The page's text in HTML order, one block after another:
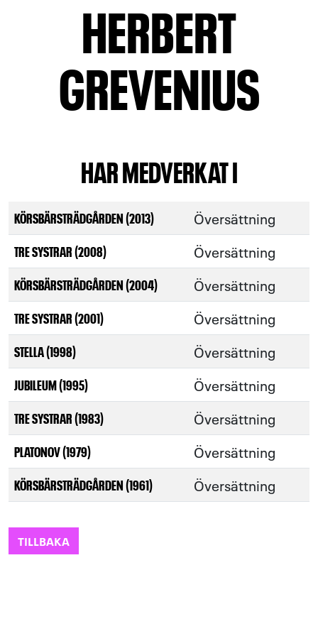
HERBERT
GREVENIUS
HAR MEDVERKAT I
KÖRSBÄRSTRÄDGÅRDEN (2013) Översättning
TRE SYSTRAR (2008) Översättning
KÖRSBÄRSTRÄDGÅRDEN (2004) Översättning
TRE SYSTRAR (2001) Översättning
STELLA (1998) Översättning
JUBILEUM (1995) Översättning
TRE SYSTRAR (1983) Översättning
PLATONOV (1979) Översättning
KÖRSBÄRSTRÄDGÅRDEN (1961) Översättning
TILLBAKA